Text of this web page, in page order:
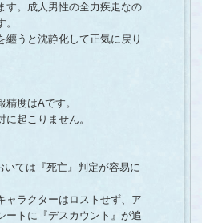
す。成人男性の全力疾走なの
うと沈静化して正気に戻り
度はAです。
起こりません。
ては『死亡』判定が容易に
ャラクターはロストせず、ア
ートに『デスカウント』が追